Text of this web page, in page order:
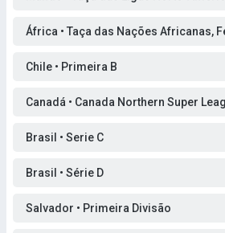
África • Taça das Nações Africanas,
Chile • Primeira B
Canadá • Canada Northern Super
Brasil • Serie C
Brasil • Série D
Salvador • Primeira Divisão